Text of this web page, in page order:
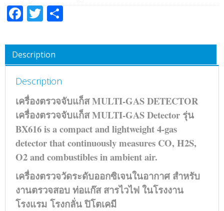
Facebook
Twitter
Description
Description
เครื่องตรวจจับแก็ส MULTI-GAS DETECTOR
เครื่องตรวจจับแก็ส MULTI-GAS Detector รุ่น
BX616 is a compact and lightweight 4-gas
detector that continuously measures CO, H2S,
O2 and combustibles in ambient air.
เครื่องตรวจวัดระดับออกซิเจนในอากาศ สำหรับ
งานตรวจสอบ ท่อแก๊ส สารไวไฟ ในโรงงาน
โรงแรม โรงกลั่น ปิโตเคมี